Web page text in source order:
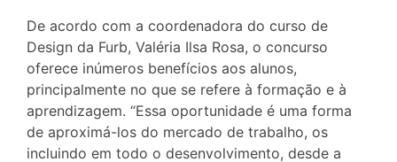
De acordo com a coordenadora do curso de
Design da Furb, Valéria Ilsa Rosa, o concurso
oferece inúmeros benefícios aos alunos,
principalmente no que se refere à formação e à
aprendizagem. “Essa oportunidade é uma forma
de aproximá-los do mercado de trabalho, os
incluindo em todo o desenvolvimento, desde a